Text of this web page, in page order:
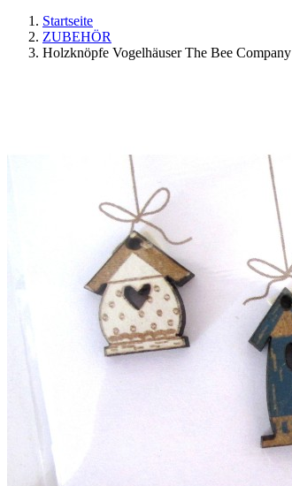
Startseite
ZUBEHÖR
Holzknöpfe Vogelhäuser The Bee Company